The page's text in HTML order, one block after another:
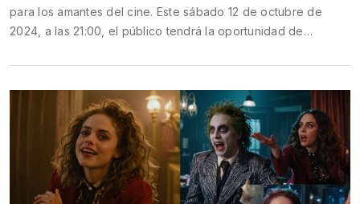
para los amantes del cine. Este sábado 12 de octubre de
2024, a las 21:00, el público tendrá la oportunidad de
sino también un espacio para el debate y la reflexión
posterior.